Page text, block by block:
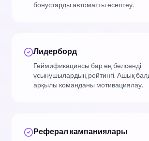
бонустарды автоматты есептеу.
Лидерборд
Геймификациясы бар ең белсенді
ұсынушылардың рейтингі. Ашық
арқылы команданы мотивациялау.
Реферал кампаниялары